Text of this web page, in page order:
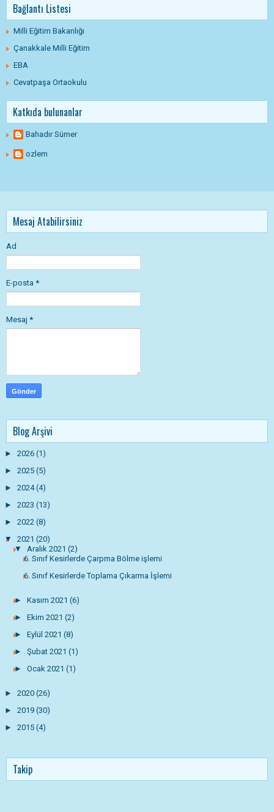
Bağlantı Listesi
Milli Eğitim Bakanlığı
Çanakkale Milli Eğitim
EBA
Cevatpaşa Ortaokulu
Katkıda bulunanlar
Bahadır Sümer
ozlem
Mesaj Atabilirsiniz
Ad
E-posta *
Mesaj *
Blog Arşivi
► 2026 (1)
► 2025 (5)
► 2024(4)
► 2023 (13)
► 2022 (8)
▼ 2021 (20)
▼ Aralık 2021 (2)
6. Sınıf Kesirlerde Çarpma Bölme işlemi
6. Sınıf Kesirlerde Toplama Çıkarma İşlemi
► Kasım 2021 (6)
► Ekim 2021 (2)
► Eylül 2021 (8)
► Şubat 2021 (1)
► Ocak 2021 (1)
► 2020 (26)
► 2019 (30)
► 2015 (4)
Takip